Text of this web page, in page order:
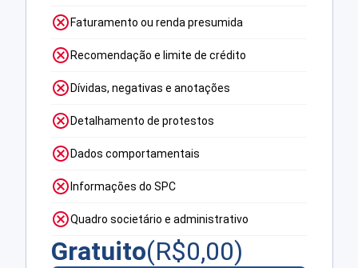
Faturamento ou renda presumida
Recomendação e limite de crédito
Dívidas, negativas e anotações
Detalhamento de protestos
Dados comportamentais
Informações do SPC
Quadro societário e administrativo
Gratuito(R$0,00)